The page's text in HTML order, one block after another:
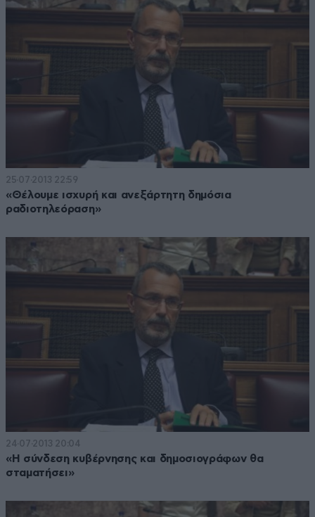
25·07·2013 22:59
«Θέλουμε ισχυρή και ανεξάρτητη δημόσια
ραδιοτηλεόραση»
24·07·2013 20:04
«Η σύνδεση κυβέρνησης και δημοσιογράφων θα
σταματήσει»